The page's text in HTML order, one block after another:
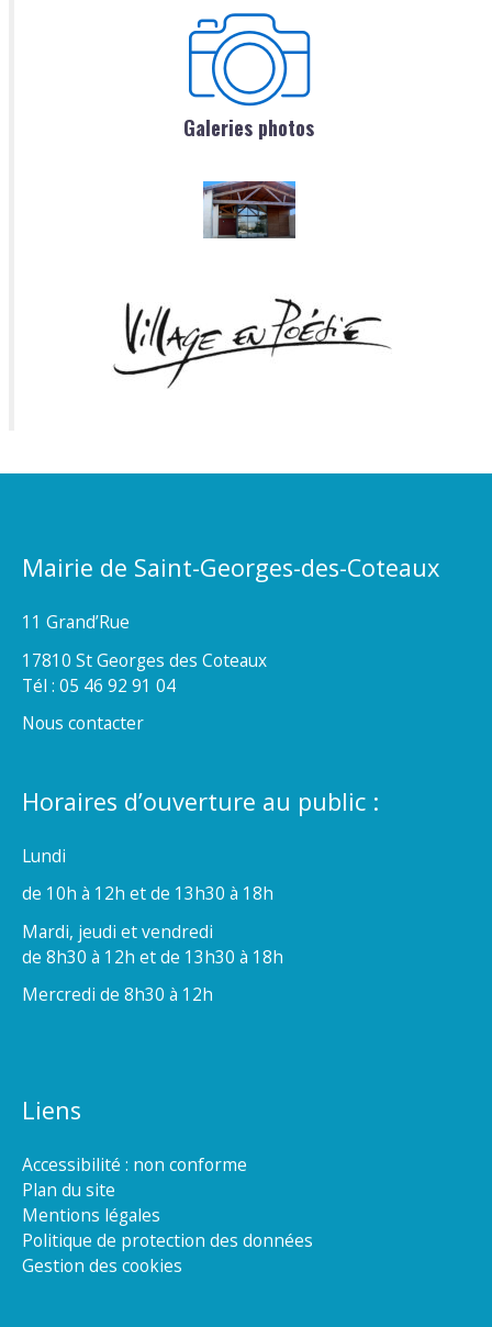
Galeries photos
Mairie de Saint-Georges-des-Coteaux
11 Grand’Rue
17810 St Georges des Coteaux
Tél : 05 46 92 91 04
Nous contacter
Horaires d’ouverture au public :
Lundi
de 10h à 12h et de 13h30 à 18h
Mardi, jeudi et vendredi
de 8h30 à 12h et de 13h30 à 18h
Mercredi de 8h30 à 12h
Liens
Accessibilité : non conforme
Plan du site
Mentions légales
Politique de protection des données
Gestion des cookies